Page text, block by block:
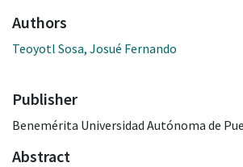
Authors
Teoyotl Sosa, Josué Fernando
Publisher
Benemérita Universidad Autónoma de
Abstract